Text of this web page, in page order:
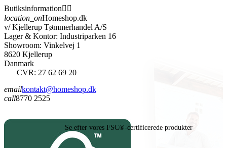
Butiksinformation 
location_onHomeshop.dk
v/ Kjellerup Tømmerhandel A/S
Lager & Kontor: Industriparken 16
Showroom: Vinkelvej 1
8620 Kjellerup
Danmark
CVR: 27 62 69 20
emailkontakt@homeshop.dk
call8770 2525
Se efter vores FSC®-certificerede produkter